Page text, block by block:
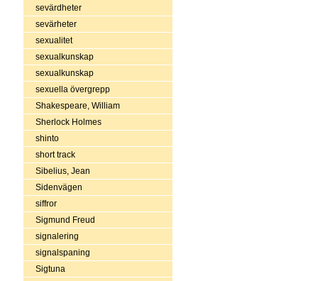
sevärdheter
sevärheter
sexualitet
sexualkunskap
sexualkunskap
sexuella övergrepp
Shakespeare, William
Sherlock Holmes
shinto
short track
Sibelius, Jean
Sidenvägen
siffror
Sigmund Freud
signalering
signalspaning
Sigtuna